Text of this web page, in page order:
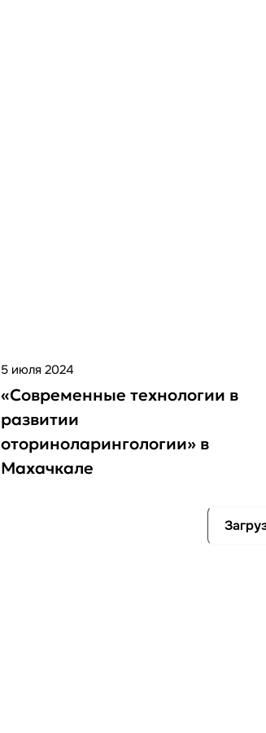
5 июля 2024
«Современные технологии в
развитии
оториноларингологии» в
Махачкале